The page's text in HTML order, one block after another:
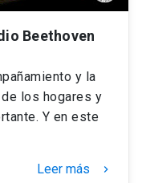
Beethoven
y la
los hogares y
Y en este
Leer más keyboard_arrow_right